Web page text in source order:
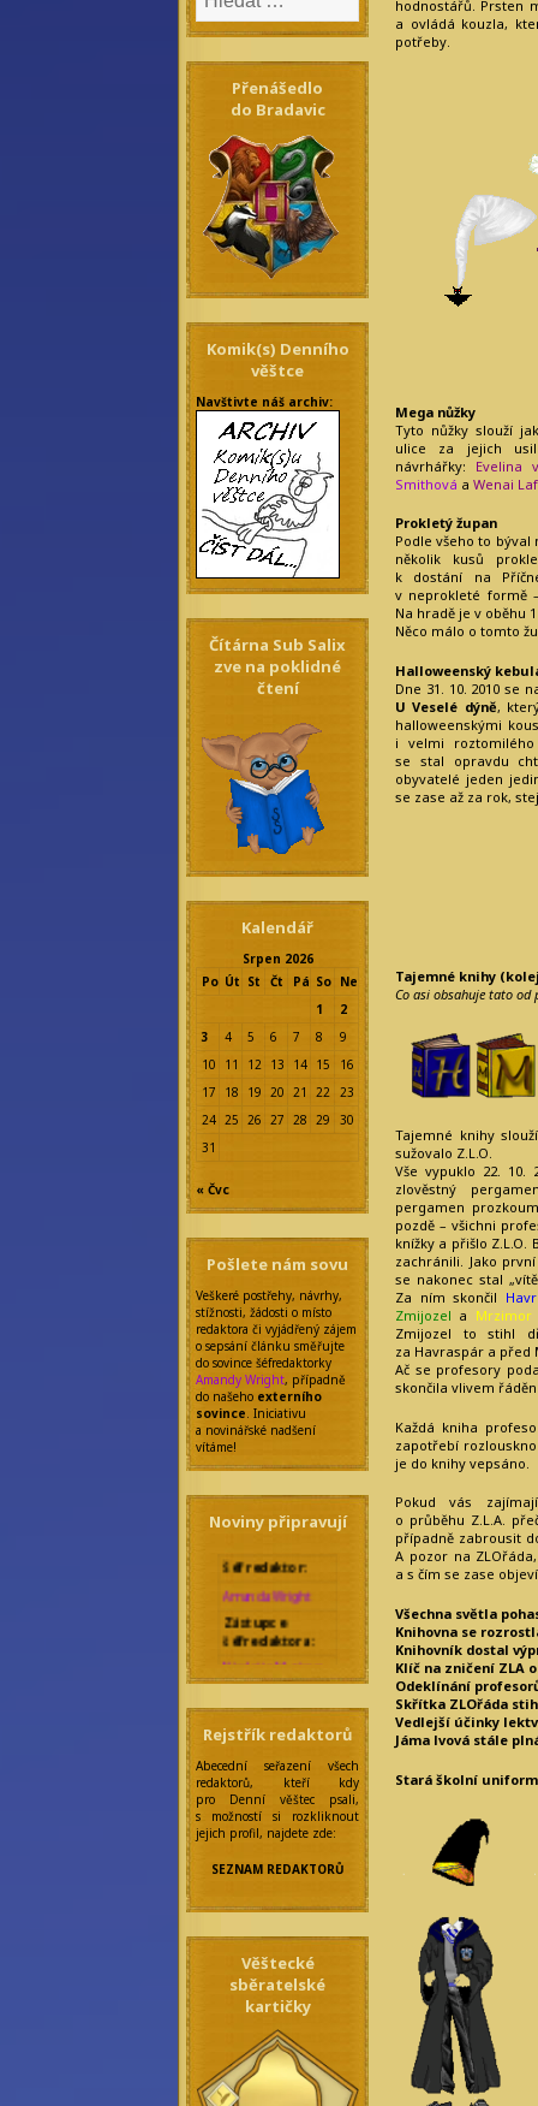
Přenášedlo
do Bradavic
Komik(s) Denního
věštce
Navštivte náš archiv:
Čítárna Sub Salix
zve na poklidné
čtení
Kalendář
Srpen 2026
Po Út St Čt Pá So Ne
1
2
3
4 5 6 7 8
9
10
11 12 13 14 15
16
17
18 19 20 21 22 23
24 25 26 27 28 29
30
31
« Čvc
Pošlete nám sovu
Veškeré postřehy, návrhy,
stížnosti, žádosti o místo
redaktora či vyjádřený zájem
o sepsání článku směřujte
do sovince šéfredaktorky
Amandy Wright, případně
do našeho externího
sovince. Iniciativu
a novinářské nadšení
vítáme!
Noviny připravují
Zástupce
šéfredaktora:
Nicolette Marique
Leroy
Rebecca Werde
Správkyně
bloků:
Eilonwy Ellesméry
Zakladatelka:
Anseiola Jasmis
Rawenclav
Frobisherová
Nordahl
Maya Prinz
Meningitida
Mia Broccoli
Olivia Wines
Saiph Lacaille
Skylar Blair
Rejstřík redaktorů
Abecední seřazení všech
redaktorů, kteří kdy
pro Denní věštec psali,
s možností si rozkliknout
jejich profil, najdete zde:
SEZNAM REDAKTORŮ
Věštecké
sběratelské
kartičky
hodnostářů. Prsten
a ovládá kouzla,
potřeby.
Mega nůžky
Tyto nůžky slouží
ulice za jejich
návrhářky: Evelina
Smithová a Wenai
Prokletý župan
Podle všeho to
několik kusů
k dostání na
v neprokleté formě
Na hradě je v oběhu
Něco málo o tomto
Halloweenský
Dne 31. 10. 2010 se
U Veselé dýně,
halloweenskými
i velmi
se stal opravdu
obyvatelé jeden
se zase až za rok,
Tajemné knihy
Co asi obsahuje tato od
Tajemné knihy
sužovalo Z.L.O.
Vše vypuklo 22.
zlověstný
pergamen
pozdě – všichni
knížky a přišlo
zachránili. Jako
se nakonec stal
Za ním skončil
Zmijozel a Mrzimor
Zmijozel to stihl
za Havraspár a před
Ač se profesory
skončila vlivem
Každá kniha
zapotřebí
je do knihy vepsáno.
Pokud vás
o průběhu Z.L.A.
případně zabrousit
A pozor na
a s čím se zase
Všechna světla
Knihovna se
Knihovník dostal
Klíč na zničení ZLA
Odeklínání
Skřítka ZLOřáda
Vedlejší účinky
Jáma lvová stále
Stará školní